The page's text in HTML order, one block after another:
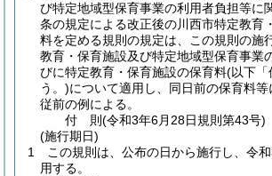
び特定地域型保育事業の利用者負担等に
条の規定による改正後の川西市特定教育
料を定める規則の規定は、この規則の施
教育・保育施設及び特定地域型保育事業
びに特定教育・保育施設の保育料(以下「
う。)について適用し、同日前の保育料
従前の例による。
付 則(令和3年6月28日規則第43号)
(施行期日)
1
この規則は、公布の日から施行し、令
用する。